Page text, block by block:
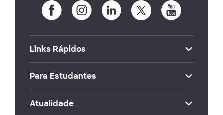
Links Rápidos
Para Estudantes
Atualidade